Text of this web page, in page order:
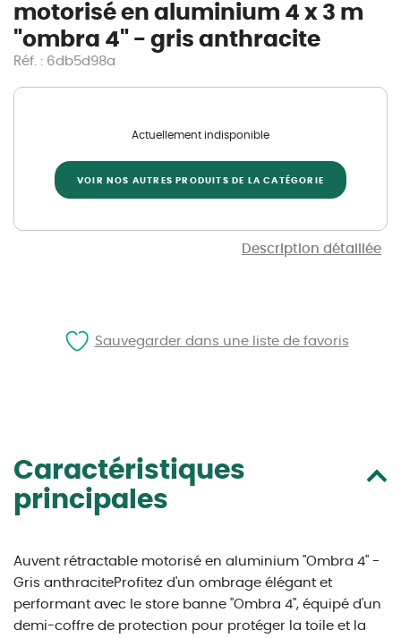
motorisé en aluminium 4 x 3 m
"ombra 4" - gris anthracite
Réf. : 6db5d98a
Description détaillée
Actuellement indisponible
VOIR NOS AUTRES PRODUITS DE LA CATÉGORIE
Caractéristiques
principales
Auvent rétractable motorisé en aluminium "Ombra 4" -
Gris anthraciteProfitez d'un ombrage élégant et
performant avec le store banne "Ombra 4", équipé d'un
demi-coffre de protection pour protéger la toile et la
Sauvegarder dans une liste de favoris